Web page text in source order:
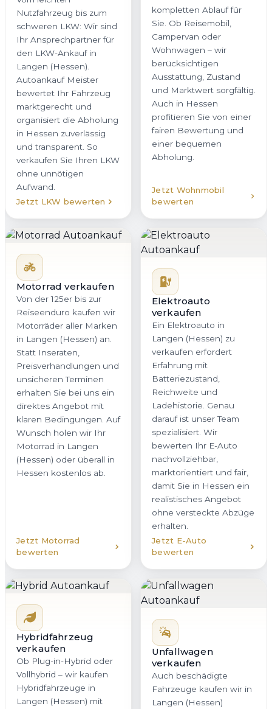
Nutzfahrzeug bis zum
schweren LKW: Wir sind
Ihr Ansprechpartner für
den LKW-Ankauf in
Langen (Hessen).
Autoankauf Meister
bewertet Ihr Fahrzeug
marktgerecht und
organisiert die Abholung
in Hessen zuverlässig
und transparent. So
verkaufen Sie Ihren LKW
ohne unnötigen
Aufwand.
Jetzt LKW bewerten
kompletten Ablauf für
Sie. Ob Reisemobil,
Campervan oder
Wohnwagen – wir
berücksichtigen
Ausstattung, Zustand
und Marktwert sorgfältig.
Auch in Hessen
profitieren Sie von einer
fairen Bewertung und
einer bequemen
Abholung.
Jetzt Wohnmobil
bewerten
Motorrad verkaufen
Von der 125er bis zur
Reiseenduro kaufen wir
Motorräder aller Marken
in Langen (Hessen) an.
Statt Inseraten,
Preisverhandlungen und
unsicheren Terminen
erhalten Sie bei uns ein
direktes Angebot mit
klaren Bedingungen. Auf
Wunsch holen wir Ihr
Motorrad in Langen
(Hessen) oder überall in
Hessen kostenlos ab.
Jetzt Motorrad
bewerten
Elektroauto
verkaufen
Ein Elektroauto in
Langen (Hessen) zu
verkaufen erfordert
Erfahrung mit
Batteriezustand,
Reichweite und
Ladehistorie. Genau
darauf ist unser Team
spezialisiert. Wir
bewerten Ihr E-Auto
nachvollziehbar,
marktorientiert und fair,
damit Sie in Hessen ein
realistisches Angebot
ohne versteckte Abzüge
erhalten.
Jetzt E-Auto
bewerten
Hybridfahrzeug
verkaufen
Ob Plug-in-Hybrid oder
Vollhybrid – wir kaufen
Hybridfahrzeuge in
Langen (Hessen) mit
Unfallwagen
verkaufen
Auch beschädigte
Fahrzeuge kaufen wir in
Langen (Hessen)